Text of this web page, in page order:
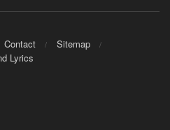
Contact
Sitemap
Lyrics